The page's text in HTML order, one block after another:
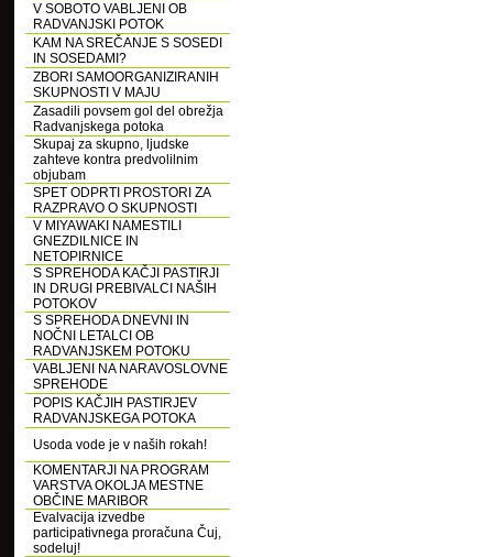
V SOBOTO VABLJENI OB
RADVANJSKI POTOK
KAM NA SREČANJE S SOSEDI
IN SOSEDAMI?
ZBORI SAMOORGANIZIRANIH
SKUPNOSTI V MAJU
Zasadili povsem gol del obrežja
Radvanjskega potoka
Skupaj za skupno, ljudske
zahteve kontra predvolilnim
objubam
SPET ODPRTI PROSTORI ZA
RAZPRAVO O SKUPNOSTI
V MIYAWAKI NAMESTILI
GNEZDILNICE IN
NETOPIRNICE
S SPREHODA KAČJI PASTIRJI
IN DRUGI PREBIVALCI NAŠIH
POTOKOV
S SPREHODA DNEVNI IN
NOČNI LETALCI OB
RADVANJSKEM POTOKU
VABLJENI NA NARAVOSLOVNE
SPREHODE
POPIS KAČJIH PASTIRJEV
RADVANJSKEGA POTOKA
Usoda vode je v naših rokah!
KOMENTARJI NA PROGRAM
VARSTVA OKOLJA MESTNE
OBČINE MARIBOR
Evalvacija izvedbe
participativnega proračuna Čuj,
sodeluj!